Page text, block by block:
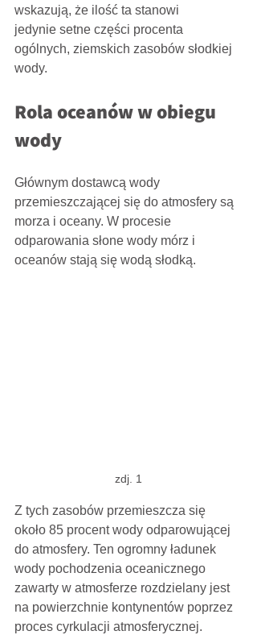
wskazują, że ilość ta stanowi
jedynie setne części procenta
ogólnych, ziemskich zasobów słodkiej
wody.
Rola oceanów w obiegu
wody
Głównym dostawcą wody
przemieszczającej się do atmosfery są
morza i oceany. W procesie
odparowania słone wody mórz i
oceanów stają się wodą słodką.
zdj. 1
Z tych zasobów przemieszcza się
około 85 procent wody odparowującej
do atmosfery. Ten ogromny ładunek
wody pochodzenia oceanicznego
zawarty w atmosferze rozdzielany jest
na powierzchnie kontynentów poprzez
proces cyrkulacji atmosferycznej.